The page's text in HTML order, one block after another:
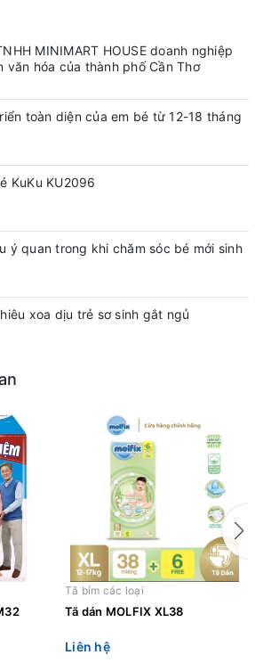
MINIMART HOUSE doanh nghiệp
văn hóa của thành phố Cần Thơ
toàn diện của em bé từ 12-18 tháng
KuKu KU2096
ý quan trong khi chăm sóc bé mới sinh
xoa dịu trẻ sơ sinh gắt ngủ
Tã bỉm các loại
Tã dán MOLFIX XL38
Liên hệ